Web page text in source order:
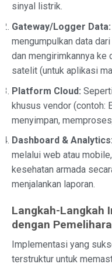
sinyal listrik.
Gateway/Logger Data:
mengumpulkan data
dan mengirimkannya ke
satelit (untuk aplikasi
Platform Cloud:
khusus vendor (contoh:
menyimpan,
Dashboard & Analytics:
melalui web atau
kesehatan armada
menjalankan laporan.
Langkah-Langkah
dengan
Implementasi yang
terstruktur untuk